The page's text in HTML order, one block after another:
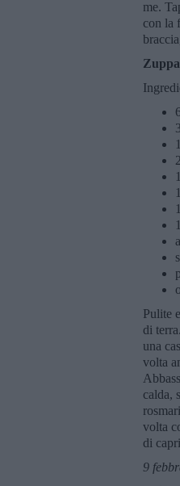
me.
con la
Pulite
di
una
volta
calda,
volta
di
9